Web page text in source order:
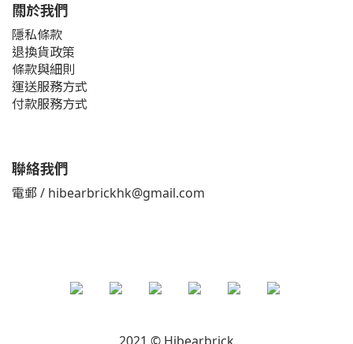
關於我們
隱私條款
退換貨政策
條款與細則
運送服務方式
付款服務方式
聯絡我們
電郵 / hibearbrickhk@gmail.com